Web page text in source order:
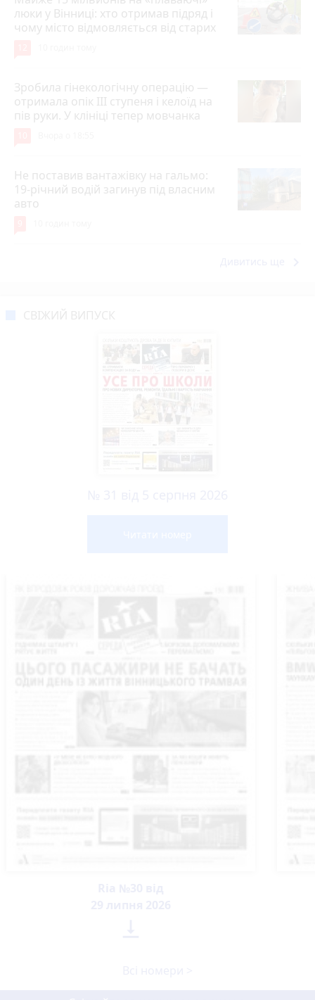
люки у Вінниці: хто отримав підряд і
чому місто відмовляється від старих
Зробила гінекологічну операцію —
отримала опік ІІІ ступеня і келоїд на
пів руки. У клініці тепер мовчанка
Не поставив вантажівку на гальмо:
19-річний водій загинув під власним
авто